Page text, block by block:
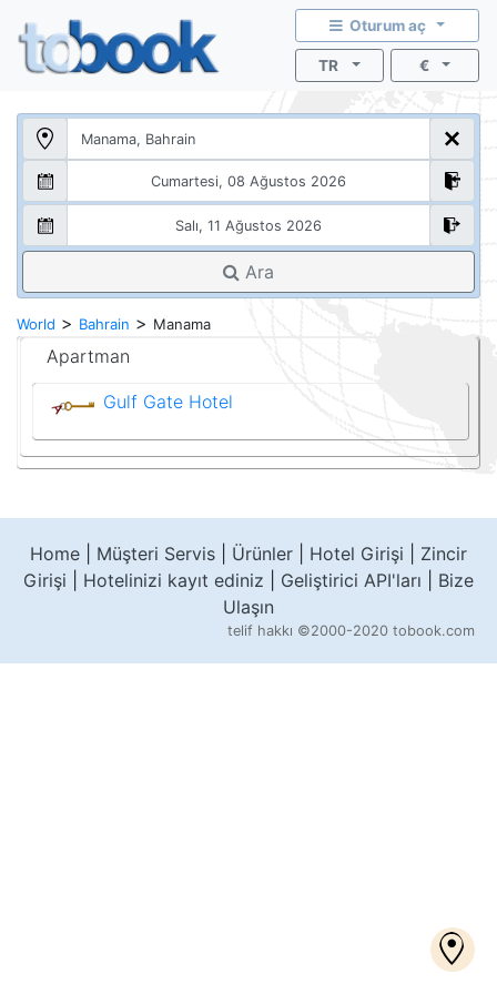
Oturum aç
TR €
Ara
World > Bahrain > Manama
Apartman
Gulf Gate Hotel
Home Müşteri Servis Ürünler Hotel Girişi
Zincir
Girişi
Hotelinizi kayıt ediniz Geliştirici API'ları
Bize
Ulaşın
telif hakkı ©2000-2020 tobook.com